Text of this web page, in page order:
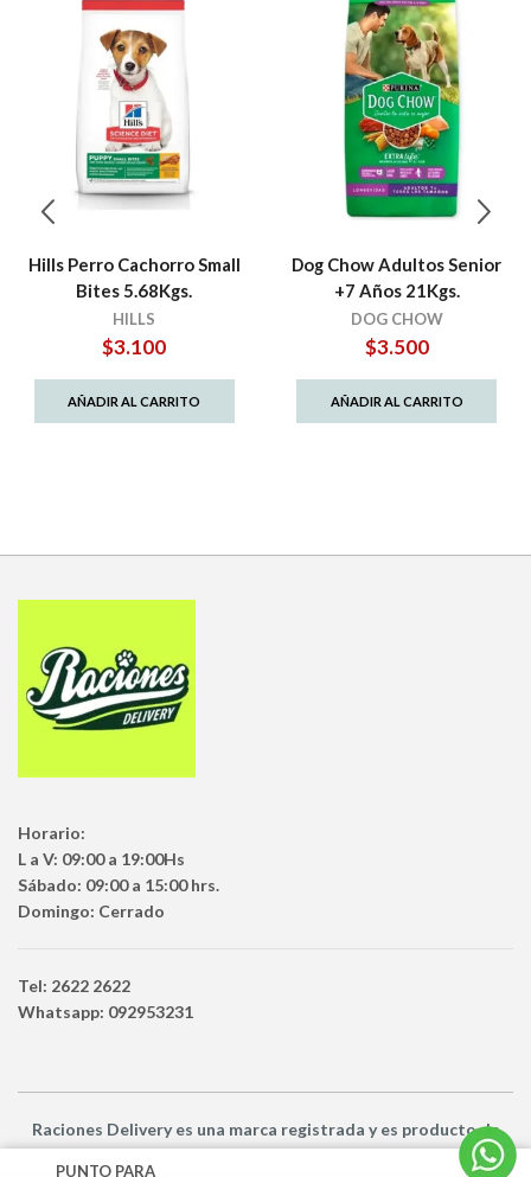
Hills Perro Cachorro Small
Bites 5.68Kgs.
HILLS
$3.100
AÑADIR AL CARRITO
Dog Chow Adultos Senior
+7 Años 21Kgs.
DOG CHOW
$3.500
AÑADIR AL CARRITO
Horario:
L a V: 09:00 a 19:00Hs
Sábado: 09:00 a 15:00 hrs.
Domingo: Cerrado
Tel: 2622 2622
Whatsapp: 092953231
Raciones Deliveryes una marca registrada y es productode
Netbuy Uruguay SRL -© Todos los derechos reservados
PUNTO PARA